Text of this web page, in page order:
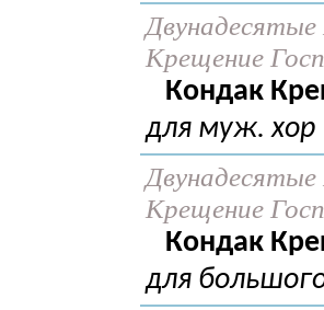
Двунадесятые
Крещение
Кондак
для муж. хор
Двунадесятые
Крещение
Кондак
для